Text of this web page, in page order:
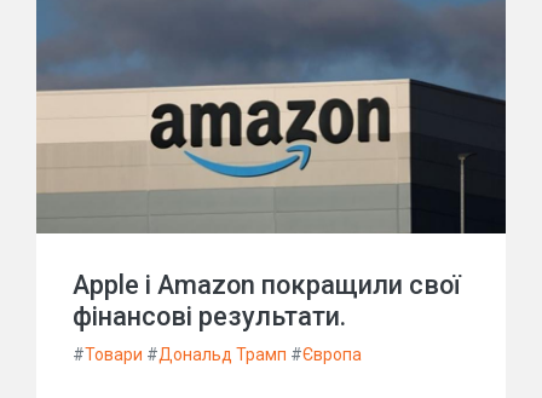
Apple і Amazon покращили свої
фінансові результати.
#Товари #Дональд Трамп #Європа